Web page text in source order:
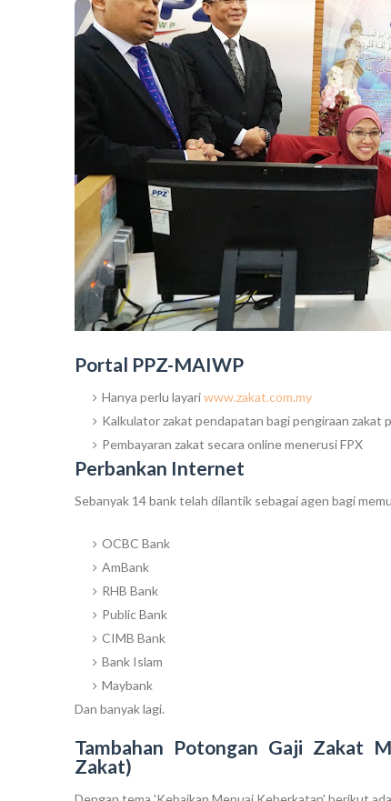
Portal PPZ-MAIWP
Hanya perlu layariwww.zakat.com.my
Kalkulator zakat pendapatan bagi pengiraan zakat
Pembayaran zakat secara online menerusi FPX
Perbankan Internet
Sebanyak 14 bank telah dilantik sebagai agen bagi
OCBC Bank
AmBank
RHB Bank
Public Bank
CIMB Bank
Bank Islam
Maybank
Dan banyak lagi.
Tambahan Potongan Gaji Zakat
Zakat)